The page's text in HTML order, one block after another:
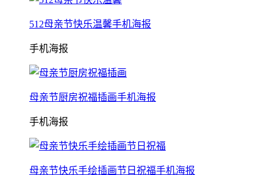
512母亲节快乐温馨手机海报
手机海报
母亲节厨房祝福插画手机海报
手机海报
母亲节快乐手绘插画节日祝福手机海报